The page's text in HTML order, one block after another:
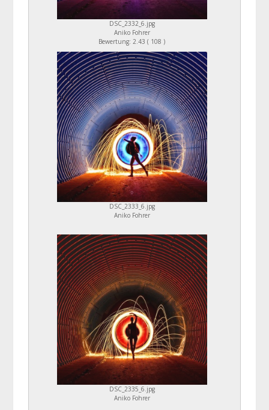
DSC_2332_6.jpg
Aniko Fohrer
Bewertung: 2.43 ( 108 )
DSC_2333_6.jpg
Aniko Fohrer
DSC_2335_6.jpg
Aniko Fohrer